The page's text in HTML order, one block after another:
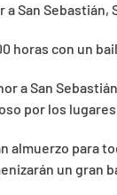
San Sebastián,
horas con un
a San
por los
para
un gran